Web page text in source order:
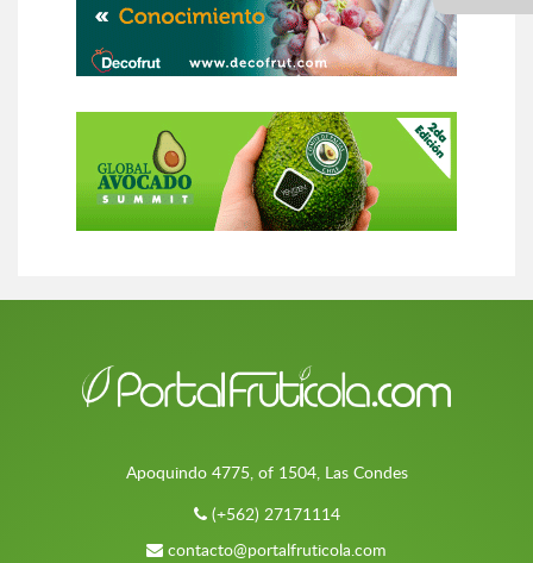
Apoquindo 4775, of 1504, Las Condes
(+562) 27171114
contacto@portalfruticola.com